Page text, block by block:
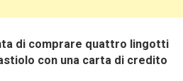
di comprare quattro lingotti
con una carta di credito